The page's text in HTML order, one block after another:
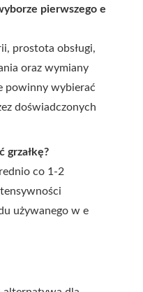
pierwszego e
prostota obsługi,
oraz wymiany
powinny wybierać
doświadczonych
grzałkę?
co 1-2
używanego w e